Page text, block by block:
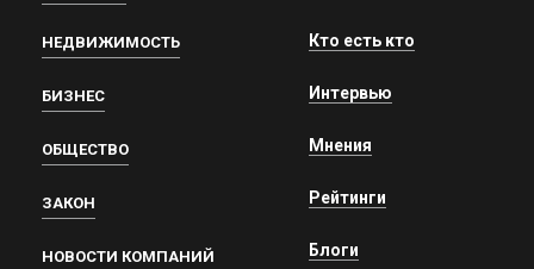
НЕДВИЖИМОСТЬ
БИЗНЕС
ОБЩЕСТВО
ЗАКОН
НОВОСТИ КОМПАНИЙ
Кто есть кто
Интервью
Мнения
Рейтинги
Блоги